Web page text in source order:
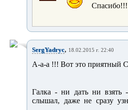
Спасибо!!!
SergYadryc, 18.02.2015 г. 22:40
А-а-а !!! Вот это приятный
Галка - ни дать ни взять -
слышал, даже не сразу